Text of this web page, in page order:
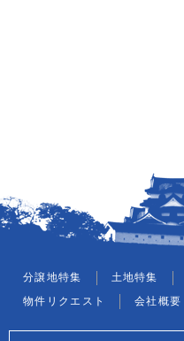
分譲地特集 土地特集
物件リクエスト
会社概要